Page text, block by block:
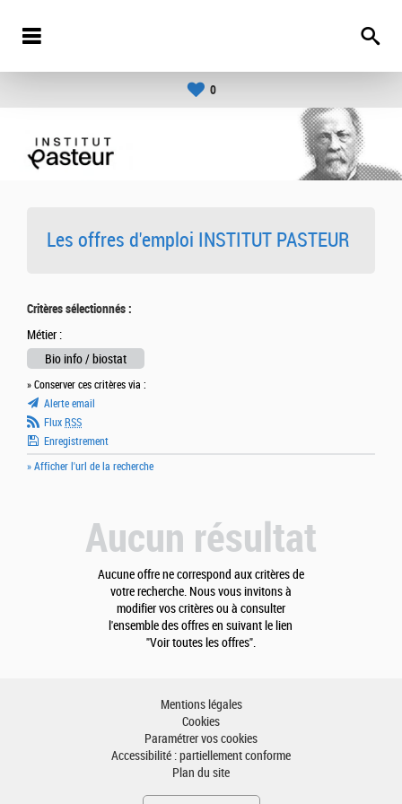
0
Les offres d'emploi INSTITUT PASTEUR
Critères sélectionnés :
Métier :
Bio info / biostat
» Conserver ces critères via :
Alerte email
Flux RSS
Enregistrement
» Afficher l'url de la recherche
Aucun résultat
Aucune offre ne correspond aux critères de
votre recherche. Nous vous invitons à
modifier vos critères ou à consulter
l'ensemble des offres en suivant le lien
"Voir toutes les offres".
Mentions légales
Cookies
Paramétrer vos cookies
Accessibilité : partiellement conforme
Plan du site